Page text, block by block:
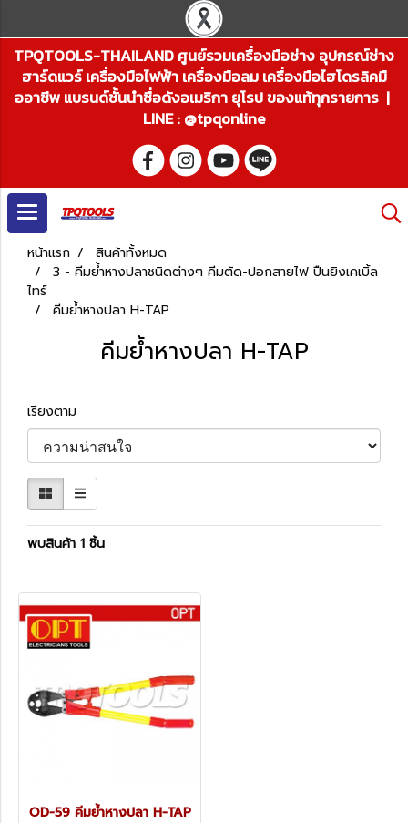
TPQTOOLS-THAILAND ศูนย์รวมเครื่องมือช่าง อุปกรณ์ช่าง
ฮาร์ดแวร์ เครื่องมือไฟฟ้า เครื่องมือลม เครื่องมือไฮโดรลิคมื
ออาชีพ แบรนด์ชั้นนำชื่อดังอเมริกา ยุโรป ของแท้ทุกรายการ |
LINE : @tpqonline
หน้าแรก
สินค้าทั้งหมด
3 - คีมย้ำหางปลาชนิดต่างๆ คีมตัด-ปอกสายไฟ ปืนยิงเคเบิ้ล
ไทร์
คีมย้ำหางปลา H-TAP
คีมย้ำหางปลา H-TAP
เรียงตาม
พบสินค้า 1 ชิ้น
OD-59 คีมย้ำหางปลา H-TAP